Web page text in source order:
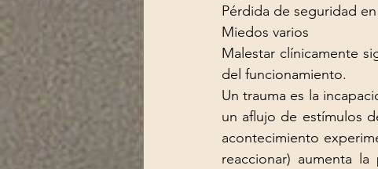
Pérdida de seguridad
Miedos varios
Malestar clínicamente
del funcionamiento.
Un trauma es la
un aflujo de estímulos
acontecimiento
reaccionar) aumenta